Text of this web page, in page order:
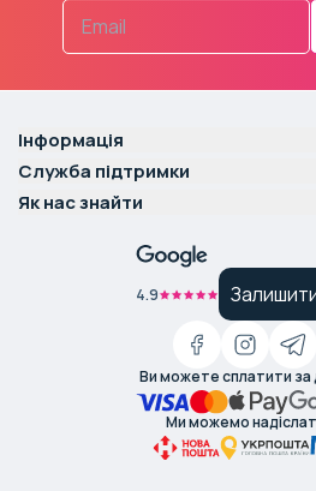
Інформація
Служба підтримки
Як нас знайти
4.9
Ви можете сплатити
Ми можемо